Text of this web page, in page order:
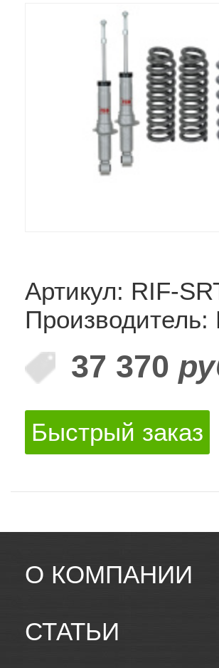
Артикул: RIF-
37 370
Быстрый заказ
О КОМПАНИИ
СТАТЬИ